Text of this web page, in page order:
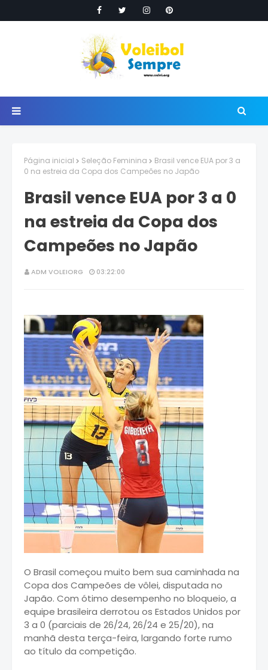
Página inicial Seleção Feminina
Brasil vence EUA por 3 a
0 na estreia da Copa dos Campeões no Japão
Brasil vence EUA por 3 a 0
na estreia da Copa dos
Campeões no Japão
ADM VOLEIORG 03:22:00
O Brasil começou muito bem sua caminhada na
Copa dos Campeões de vôlei, disputada no
Japão. Com ótimo desempenho no bloqueio, a
equipe brasileira derrotou os Estados Unidos por
3 a 0 (parciais de 26/24, 26/24 e 25/20), na
manhã desta terça-feira, largando forte rumo
ao título da competição.